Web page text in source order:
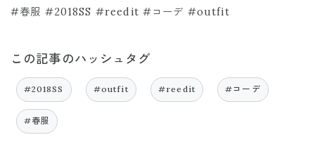
#春服 #2018SS #reedit #コーデ #outfit
この記事のハッシュタグ
#2018SS #outfit #reedit #コーデ
#春服